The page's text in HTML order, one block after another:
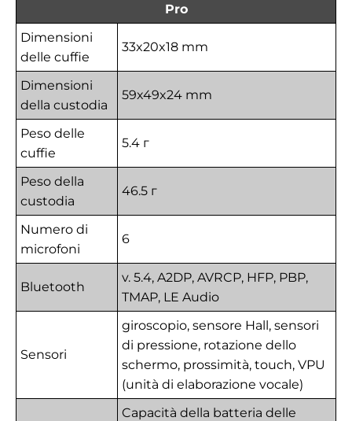
Pro
Dimensioni
delle cuffie
33x20x18 mm
Dimensioni
della custodia
59x49x24 mm
Peso delle
cuffie
5.4 г
Peso della
custodia
46.5 г
Numero di
microfoni
6
Bluetooth
v. 5.4, A2DP, AVRCP, HFP, PBP,
TMAP, LE Audio
Sensori
giroscopio, sensore Hall, sensori
di pressione, rotazione dello
schermo, prossimità, touch, VPU
(unità di elaborazione vocale)
Capacità della batteria delle